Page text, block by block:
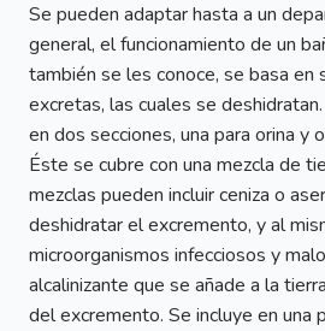
Se pueden adaptar hasta a un
general, el funcionamiento de un
también se les conoce, se basa en
excretas, las cuales se
en dos secciones, una para orina y
Éste se cubre con una mezcla de
mezclas pueden incluir ceniza o
deshidratar el excremento, y al
microorganismos infecciosos y
alcalinizante que se añade a la
del excremento. Se incluye en una